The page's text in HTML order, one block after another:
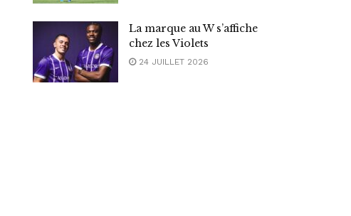
La marque au W s’affiche
chez les Violets
24 JUILLET 2026